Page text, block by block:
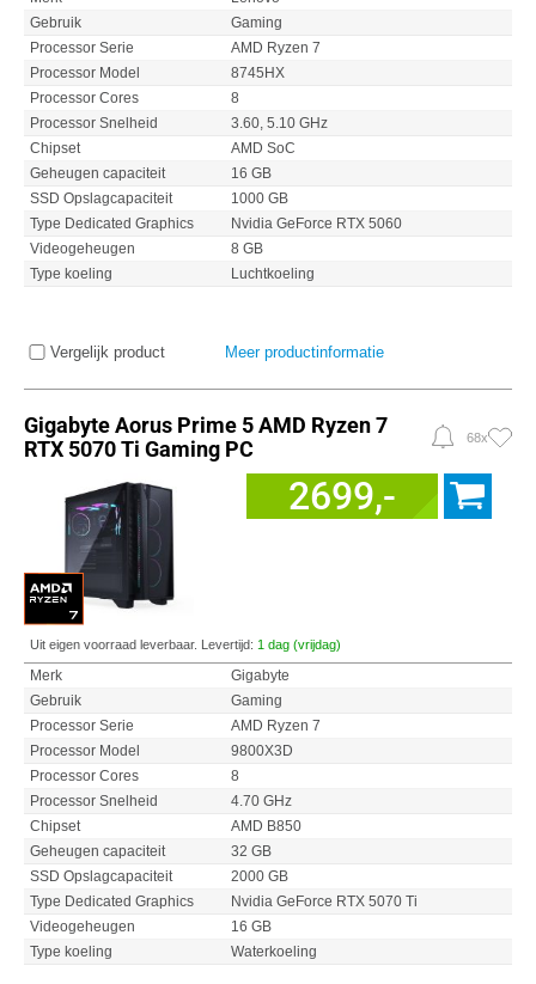
Gebruik
Gaming
Processor Serie
AMD Ryzen 7
Processor Model
8745HX
Processor Cores
8
Processor Snelheid
3.60, 5.10 GHz
Chipset
AMD SoC
Geheugen capaciteit
16 GB
SSD Opslagcapaciteit
1000 GB
Type Dedicated Graphics
Nvidia GeForce RTX 5060
Videogeheugen
8 GB
Type koeling
Luchtkoeling
Vergelijk product Meer productinformatie
Gigabyte Aorus Prime 5 AMD Ryzen 7
RTX 5070 Ti Gaming PC
68x
2699,-
Uit eigen voorraad leverbaar. Levertijd: 1 dag (vrijdag)
Merk
Gigabyte
Gebruik
Gaming
Processor Serie
AMD Ryzen 7
Processor Model
9800X3D
Processor Cores
8
Processor Snelheid
4.70 GHz
Chipset
AMD B850
Geheugen capaciteit
32 GB
SSD Opslagcapaciteit
2000 GB
Type Dedicated Graphics
Nvidia GeForce RTX 5070 Ti
Videogeheugen
16 GB
Type koeling
Waterkoeling